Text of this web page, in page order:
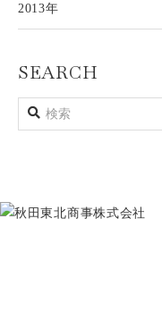
2013年
SEARCH